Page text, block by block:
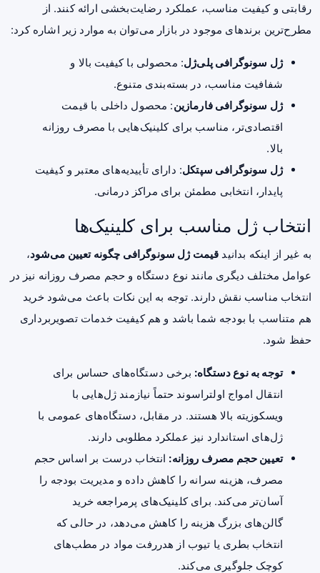
رقابتی و کیفیت مناسب، عملکرد رضایت‌بخشی ارائه کنند. از
مطرح‌ترین برندهای موجود در بازار می‌توان به موارد زیر اشاره کرد:
ژل سونوگرافی پلی‌ژل: محصولی با کیفیت بالا و
شفافیت مناسب، در بسته‌بندی متنوع.
ژل سونوگرافی فارمازین: محصول داخلی با قیمت
اقتصادی‌تر، مناسب برای کلینیک‌هایی با مصرف روزانه
بالا.
ژل سونوگرافی سپتکل: دارای تأییدیه‌های معتبر و کیفیت
پایدار، انتخابی مطمئن برای مراکز درمانی.
انتخاب ژل مناسب برای کلینیک‌ها
به غیر از اینکه بدانید قیمت ژل سونوگرافی چگونه تعیین می‌شود،
عوامل مختلف دیگری مانند نوع دستگاه و حجم مصرف روزانه نیز در
انتخاب مناسب نقش دارند. توجه به این نکات باعث می‌شود خرید
هم متناسب با بودجه شما باشد و هم کیفیت خدمات تصویربرداری
حفظ شود.
توجه به نوع دستگاه: برخی دستگاه‌های حساس برای
انتقال امواج اولتراسوند حتماً نیازمند ژل‌هایی با
ویسکوزیته بالا هستند. در مقابل، دستگاه‌های عمومی با
ژل‌های استاندارد نیز عملکرد مطلوبی دارند.
تعیین حجم مصرف روزانه: انتخاب درست بر اساس حجم
مصرف، هزینه سرانه را کاهش داده و مدیریت بودجه را
آسان‌تر می‌کند. برای کلینیک‌های پرمراجعه خرید
گالن‌های بزرگ هزینه را کاهش می‌دهد، در حالی که
انتخاب بطری یا تیوب از هدررفت مواد در مطب‌های
کوچک جلوگیری می‌کند.